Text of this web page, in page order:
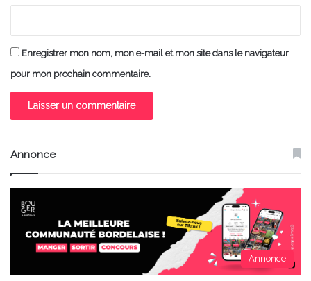
Enregistrer mon nom, mon e-mail et mon site dans le navigateur
pour mon prochain commentaire.
Annonce
Annonce